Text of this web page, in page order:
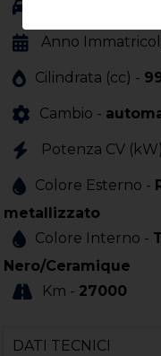
Anno
Cilindrata (cc) -
Cambio -
Potenza CV
Colore Esterno -
metallizzato
Colore Interno -
Nero/Ceramique
Km - 27000
DATI TECNICI